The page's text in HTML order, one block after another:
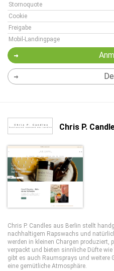
Stornoquote
Cookie
Freigabe
Mobil-Landingpage
Chris P.
Chris P. Candles aus Berlin stellt
nachhaltigem Rapswachs und
werden in kleinen Chargen produziert,
verpackt und bieten sinnliche Düfte
gibt es auch Raumsprays und weitere
eine gemütliche Atmosphäre.